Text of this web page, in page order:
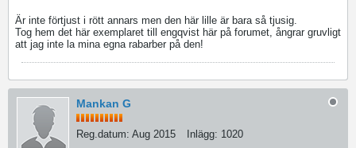
Är inte förtjust i rött annars men den här lille är bara så tjusig.
Tog hem det här exemplaret till engqvist här på forumet, ångrar gruvligt
att jag inte la mina egna rabarber på den!
Mankan G
Reg.datum: Aug 2015 Inlägg: 1020